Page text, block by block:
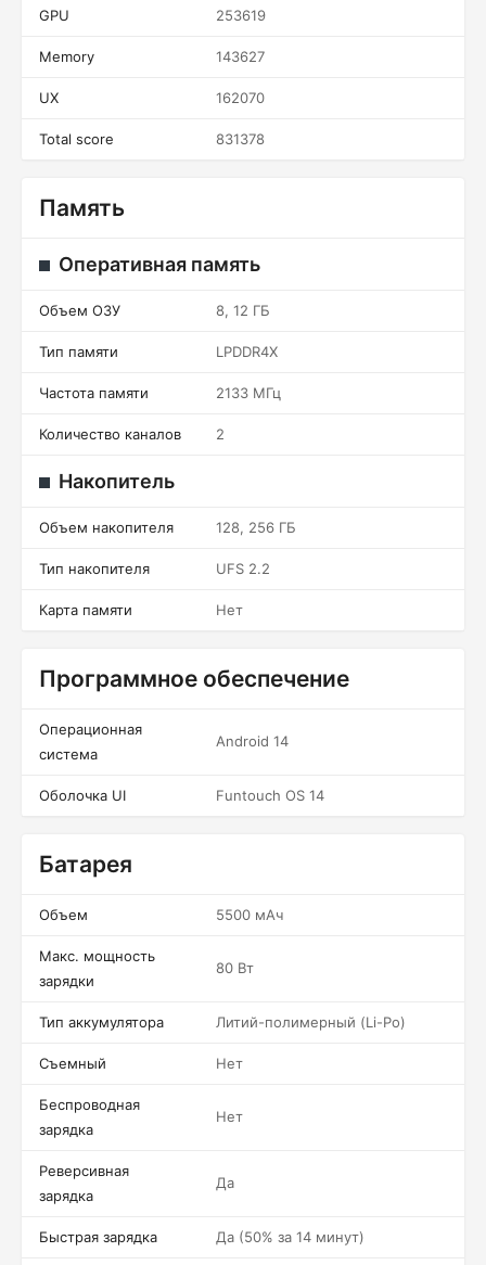
GPU 253619
Memory 143627
UX 162070
Total score 831378
Память
Оперативная память
Объем ОЗУ 8, 12 ГБ
Тип памяти LPDDR4X
Частота памяти 2133 МГц
Количество каналов 2
Накопитель
Объем накопителя 128, 256 ГБ
Тип накопителя UFS 2.2
Карта памяти Нет
Программное обеспечение
Операционная
система
Android 14
Оболочка UI Funtouch OS 14
Батарея
Объем 5500 мАч
Макс. мощность
зарядки
80 Вт
Тип аккумулятора Литий-полимерный (Li-Po)
Съемный Нет
Беспроводная
зарядка
Нет
Реверсивная
зарядка
Да
Быстрая зарядка Да (50% за 14 минут)